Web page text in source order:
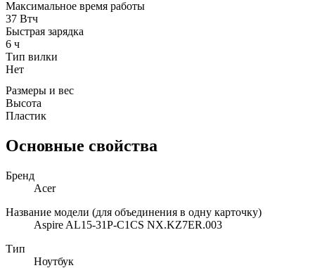
Максимальное время работы
37 Втч
Быстрая зарядка
6 ч
Тип вилки
Нет
Размеры и вес
Высота
Пластик
Основные свойства
Бренд
Acer
Название модели (для объединения в одну карточку)
Aspire AL15-31P-C1CS NX.KZ7ER.003
Тип
Ноутбук